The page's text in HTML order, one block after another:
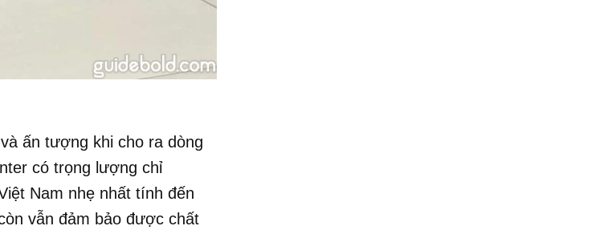
ấn tượng khi cho ra dòng
có trọng lượng chỉ
Nam nhẹ nhất tính đến
vẫn đảm bảo được chất